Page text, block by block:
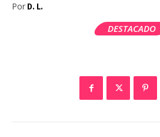
Por D. L.
DESTACADO